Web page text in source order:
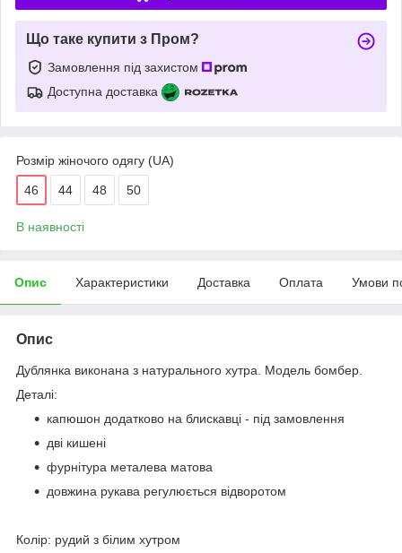
Що таке купити з Пром?
Замовлення під захистом
Доступна доставка
Розмір жіночого одягу (UA)
46 44 48 50
В наявності
Опис Характеристики Доставка Оплата Умови
Опис
Дублянка виконана з натурального хутра. Модель бомбер.
Деталі:
капюшон додатково на блискавці - під замовлення
дві кишені
фурнітура металева матова
довжина рукава регулюється відворотом
Колір: рудий з білим хутром